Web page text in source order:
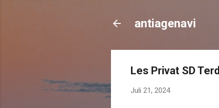
antiagenavi
Les Privat SD
Juli 21, 2024